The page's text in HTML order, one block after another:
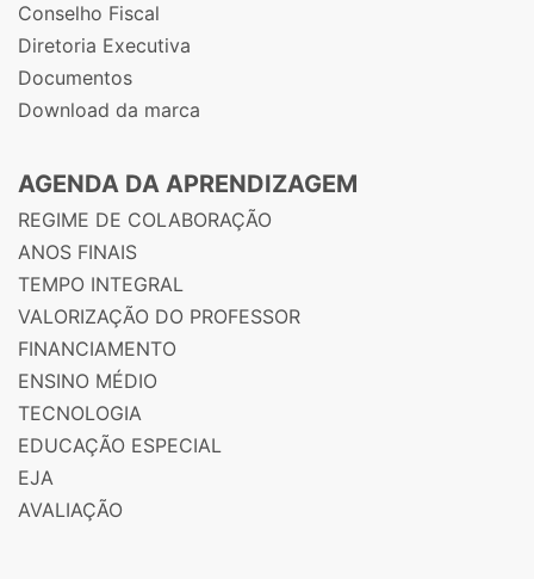
Conselho Fiscal
Diretoria Executiva
Documentos
Download da marca
AGENDA DA APRENDIZAGEM
REGIME DE COLABORAÇÃO
ANOS FINAIS
TEMPO INTEGRAL
VALORIZAÇÃO DO PROFESSOR
FINANCIAMENTO
ENSINO MÉDIO
TECNOLOGIA
EDUCAÇÃO ESPECIAL
EJA
AVALIAÇÃO